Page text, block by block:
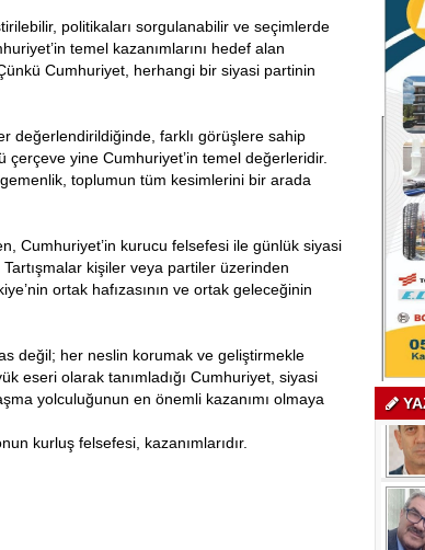
politikaları sorgulanabilir ve seçimlerde
temel kazanımlarını hedef alan
Cumhuriyet, herhangi bir siyasi partinin
değerlendirildiğinde, farklı görüşlere sahip
yine Cumhuriyet’in temel değerleridir.
toplumun tüm kesimlerini bir arada
Cumhuriyet’in kurucu felsefesi ile günlük siyasi
kişiler veya partiler üzerinden
ortak hafızasının ve ortak geleceğinin
değil; her neslin korumak ve geliştirmekle
eseri olarak tanımladığı Cumhuriyet, siyasi
yolculuğunun en önemli kazanımı olmaya
kurluş felsefesi, kazanımlarıdır.